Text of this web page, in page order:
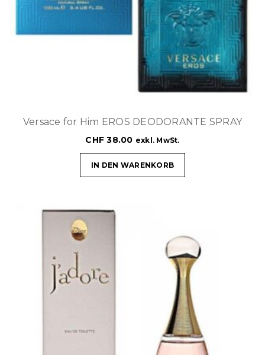
Versace for Him EROS DEODORANTE SPRAY
CHF 38.00 exkl. MwSt.
IN DEN WARENKORB